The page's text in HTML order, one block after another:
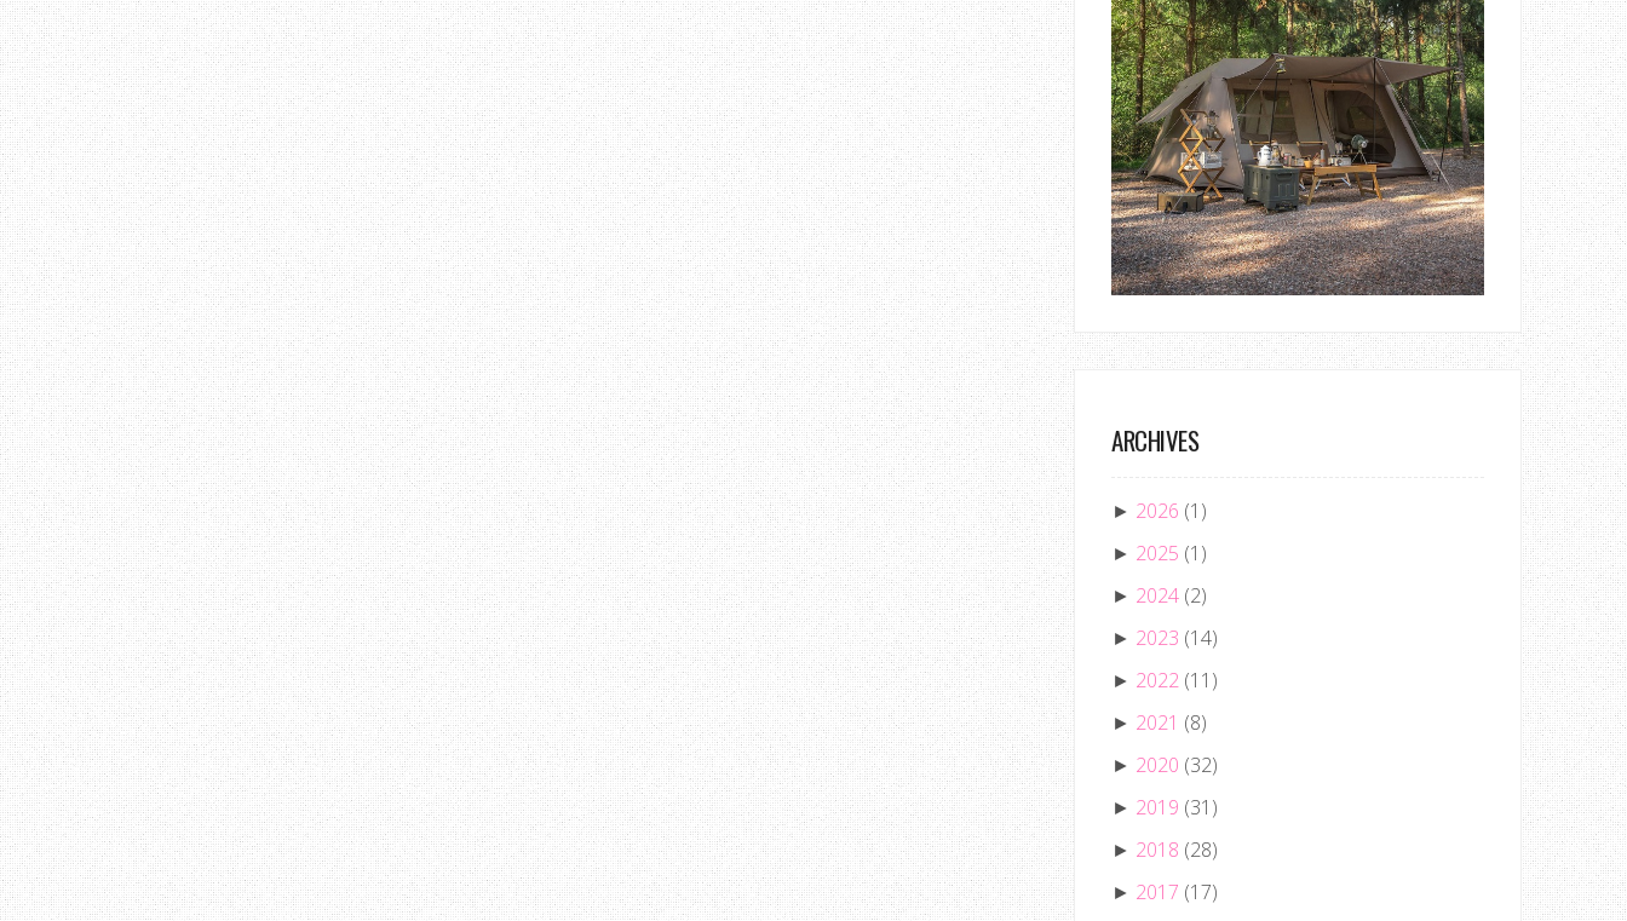
ARCHIVES
► 2026 (1)
► 2025 (1)
► 2024 (2)
► 2023 (14)
► 2022 (11)
► 2021 (8)
► 2020 (32)
► 2019 (31)
► 2018 (28)
► 2017 (17)